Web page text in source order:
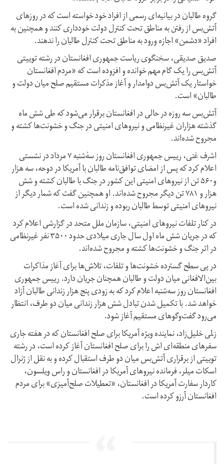
گروه طالبان در بیانیه‌ای رسمی از افراد خود خواسته است که در روزهای
آتش‌بس از رفتن به مناطق تحت کنترل دولت خودداری کنند و همچنین به
افراد «دشمن» اجازه ورود به مناطق تحت کنترل طالبان را ندهند.
صدیق صدیقی، سخنگوی ریاست جمهوری افغانستان در رشته توییتی
آتش‌بس را یک گام مهم خوانده و افزوده است که «مردم افغانستان
خواستار یک آتش‌بس دوامدار و آغاز مذکرات مستقیم صلح میان دولت و
طالبان» است.
آتش‌بس سه روزه در حالی در افغانستان برقرار می‌شود که طی شش ماه
گذشته هزاران غیرنظامی و نیروهای امنیتی در جنگ و خشونت‌ها کشته و
مجروح شده‌اند.
اشرف غنی، رییس جمهوری افغانستان روز سه‌ٰشنبه ۷ مرداد در نشستی
اعلام کرد که پس از امضای توافق‌نامه طالبان با آمریکا در دوحه، سه هزار
و۵۶۰ تن از نیروهای امنیتی این کشور در جنگ با طالبان کشته و شش
هزار و ۷۸۱ تن دیگر مجروح شده‌اند. او همچنین گفت که شمار دیگر از
نیروهای امنیتی توسط طالبان ربوده و زندانی شده است.
در کنار تلفات نیروهای امنیتی، سازمان ملل متحد در گزارشی اعلام کرد
که در جریان شش ماه اول سال جاری میلادی حدود ۳۵۰۰ نفر غیرنظامی
در اثر جنگ و خشونت‌ها کشته و مجروح شده‌اند.
در پی سطح گسترده خشونت‌ها و تلفات، تلاش‌ها برای آغاز مذاکرات
بین‌الافغانی میان دولت و طالبان همچنان جریان دارد. رییس جمهوری
افغانستان روز سه‌شنبه اعلام کرد که به زودی پنج هزار زندانی طالبان آزاد
خواهد شد. با تکمیل شدن تبادل شش هزار زندانی میان دو طرف، انتظار
می‌رود گفت‌وگوهای مستقیم آغاز شود.
زلمی خلیل‌زاد، نماینده ویژه آمریکا برای صلح افغانستان که در هفته جاری
سفرهای منطقه‌ای اش را برای صلح افغانستان آغاز کرده است، در رشته
توییتی از برقراری آتش‌بس میان دو طرف استقبال کرده و به نقل از ژنرال
اسکات میلر، فرمانده نیروهای آمریکا در افغانستان و راس ویلسون،
کاردار سفارت آمریکا در افغانستان، «تعطیلات صلح‌آمیزی» برای مردم
افغانستان آرزو کرده است.